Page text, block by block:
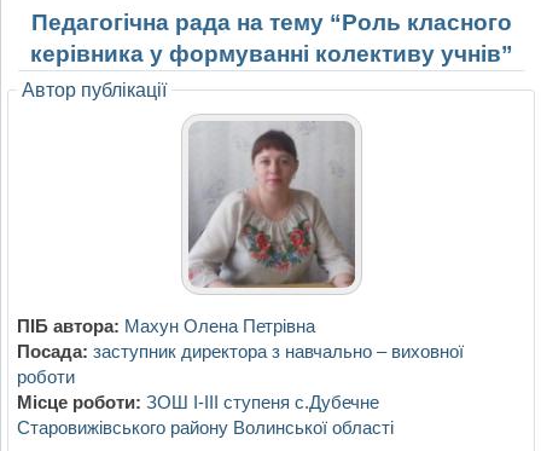
Педагогічна рада на тему “Роль класного
керівника у формуванні колективу учнів”
Автор публікації
ПІБ автора: Махун Олена Петрівна
Посада: заступник директора з навчально – виховної
роботи
Місце роботи: ЗОШ І-ІІІ ступеня с.Дубечне
Старовижівського району Волинської області